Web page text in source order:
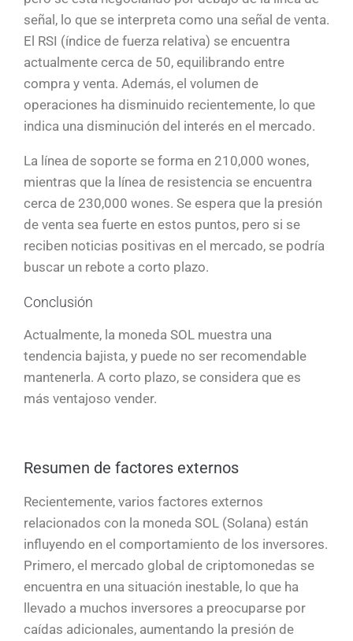
señal, lo que se interpreta como una señal de venta.
El RSI (índice de fuerza relativa) se encuentra
actualmente cerca de 50, equilibrando entre
compra y venta. Además, el volumen de
operaciones ha disminuido recientemente, lo que
indica una disminución del interés en el mercado.
La línea de soporte se forma en 210,000 wones,
mientras que la línea de resistencia se encuentra
cerca de 230,000 wones. Se espera que la presión
de venta sea fuerte en estos puntos, pero si se
reciben noticias positivas en el mercado, se podría
buscar un rebote a corto plazo.
Conclusión
Actualmente, la moneda SOL muestra una
tendencia bajista, y puede no ser recomendable
mantenerla. A corto plazo, se considera que es
más ventajoso vender.
Resumen de factores externos
Recientemente, varios factores externos
relacionados con la moneda SOL (Solana) están
influyendo en el comportamiento de los inversores.
Primero, el mercado global de criptomonedas se
encuentra en una situación inestable, lo que ha
llevado a muchos inversores a preocuparse por
caídas adicionales, aumentando la presión de